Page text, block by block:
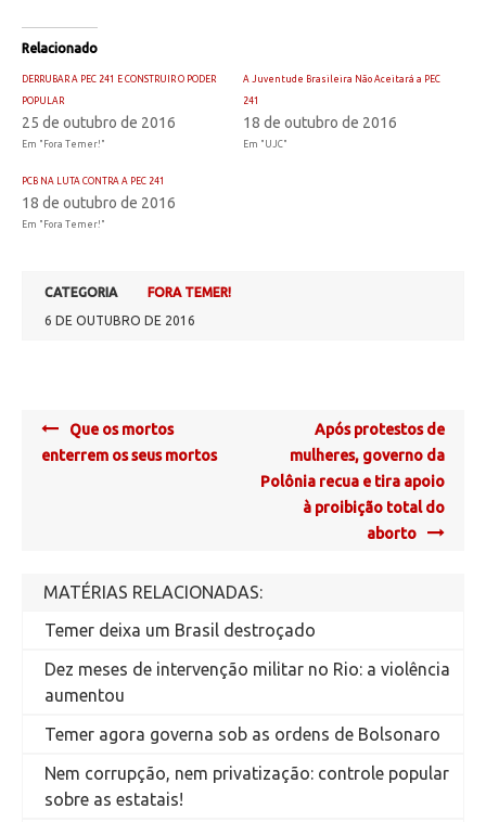
Relacionado
DERRUBAR A PEC 241 E CONSTRUIR O PODER
POPULAR
25 de outubro de 2016
Em "Fora Temer!"
A Juventude Brasileira Não Aceitará a PEC
241
18 de outubro de 2016
Em "UJC"
PCB NA LUTA CONTRA A PEC 241​
18 de outubro de 2016
Em "Fora Temer!"
CATEGORIA
FORA TEMER!
6 DE OUTUBRO DE 2016
Post
navigation
Que os mortos
enterrem os seus mortos
Após protestos de
mulheres, governo da
Polônia recua e tira apoio
à proibição total do
aborto
MATÉRIAS RELACIONADAS:
Temer deixa um Brasil destroçado
Dez meses de intervenção militar no Rio: a violência
aumentou
Temer agora governa sob as ordens de Bolsonaro
Nem corrupção, nem privatização: controle popular
sobre as estatais!